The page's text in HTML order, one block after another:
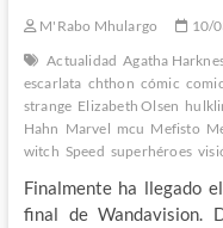
M'Rabo Mhulargo 10/
Actualidad Agatha
escarlata chthon cómic
strange Elizabeth Olsen
Hahn Marvel mcu Mefisto
witch Speed superhéroes
Finalmente ha llegado
final de Wandavision.